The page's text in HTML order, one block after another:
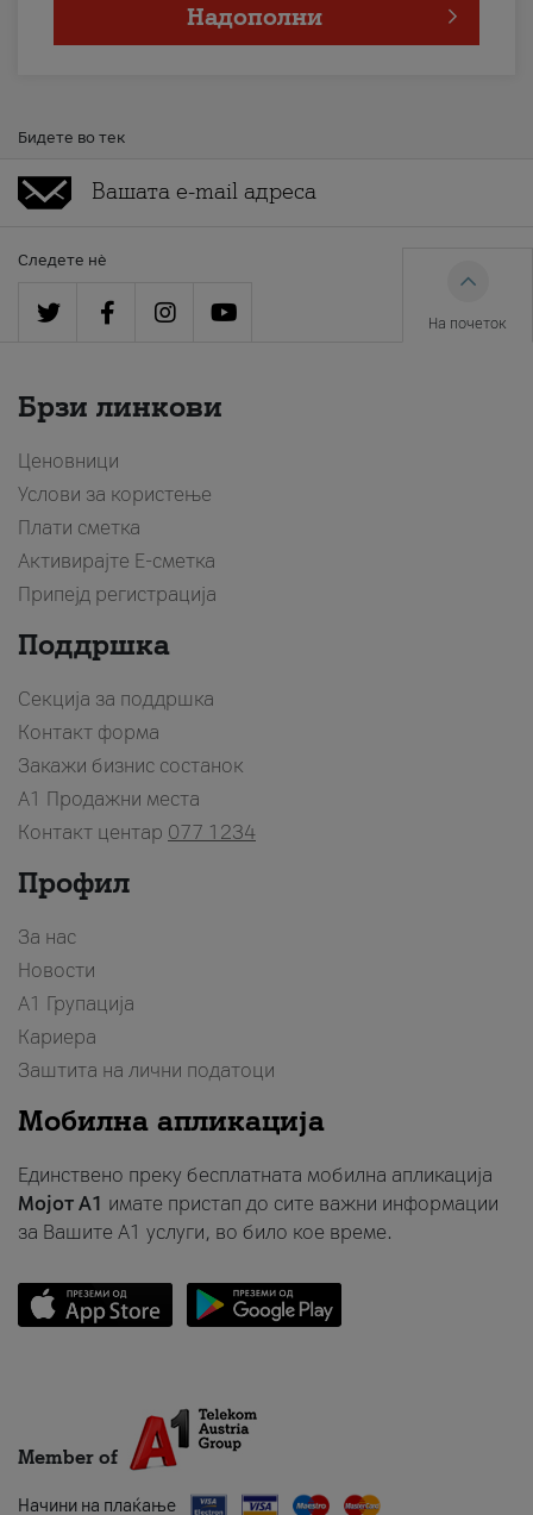
Надополни
Бидете во тек
Следете нè
На почеток
Брзи линкови
Ценовници
Услови за користење
Плати сметка
Активирајте Е-сметка
Припејд регистрација
Поддршка
Секција за поддршка
Контакт форма
Закажи бизнис состанок
A1 Продажни места
Контакт центар 077 1234
Профил
За нас
Новости
А1 Групација
Кариера
Заштита на лични податоци
Мобилна апликација
Единствено преку бесплатната мобилна апликација
Мојот A1 имате пристап до сите важни информации
за Вашите A1 услуги, во било кое време.
Member of
Начини на плаќање